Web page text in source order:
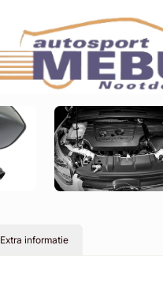
Extra informatie